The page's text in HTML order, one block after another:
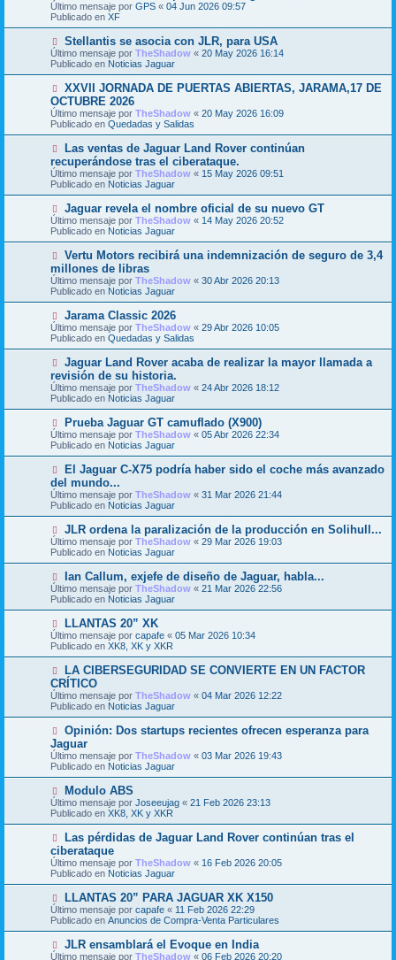
n
s
a
e
u
e
v
o
m
e
n
s
a
j
e
Último mensaje por GPS « 04 Jun 2026 09:57
Publicado en XF
N
u
e
v
o
m
e
n
s
a
e
Stellantis se asocia con JLR, para USA
Último mensaje por TheShadow « 20 May 2026 16:14
Publicado en Noticias Jaguar
N
u
e
v
o
m
n
s
a
XXVII JORNADA DE PUERTAS ABIERTAS, JARAMA,17 DE
OCTUBRE 2026
Último mensaje por TheShadow « 20 May 2026 16:09
Publicado en Quedadas y Salidas
N
e
v
o
m
e
n
s
a
e
Las ventas de Jaguar Land Rover continúan
recuperándose tras el ciberataque.
Último mensaje por TheShadow « 15 May 2026 09:51
Publicado en Noticias Jaguar
N
u
e
v
o
m
e
n
s
a
e
Jaguar revela el nombre oficial de su nuevo GT
Último mensaje por TheShadow « 14 May 2026 20:52
Publicado en Noticias Jaguar
N
u
e
v
o
m
e
n
s
a
e
Vertu Motors recibirá una indemnización de seguro de 3,4
millones de libras
Último mensaje por TheShadow « 30 Abr 2026 20:13
Publicado en Noticias Jaguar
N
u
e
v
m
e
n
s
a
e
Jarama Classic 2026
Último mensaje por TheShadow « 29 Abr 2026 10:05
Publicado en Quedadas y Salidas
N
e
v
o
m
n
s
a
e
Jaguar Land Rover acaba de realizar la mayor llamada a
revisión de su historia.
Último mensaje por TheShadow « 24 Abr 2026 18:12
Publicado en Noticias Jaguar
N
u
e
v
o
m
e
n
s
a
e
Prueba Jaguar GT camuflado (X900)
Último mensaje por TheShadow « 05 Abr 2026 22:34
Publicado en Noticias Jaguar
N
u
e
v
o
m
e
n
s
a
e
El Jaguar C-X75 podría haber sido el coche más avanzado
del mundo...
Último mensaje por TheShadow « 31 Mar 2026 21:44
Publicado en Noticias Jaguar
N
u
e
v
o
m
e
n
s
j
e
JLR ordena la paralización de la producción en Solihull...
Último mensaje por TheShadow « 29 Mar 2026 19:03
Publicado en Noticias Jaguar
N
u
e
v
o
m
e
n
s
j
e
Ian Callum, exjefe de diseño de Jaguar, habla...
Último mensaje por TheShadow « 21 Mar 2026 22:56
Publicado en Noticias Jaguar
N
u
e
v
o
m
e
n
s
a
LLANTAS 20” XK
Último mensaje por capafe « 05 Mar 2026 10:34
Publicado en XK8, XK y XKR
N
u
e
v
o
m
e
n
s
a
e
LA CIBERSEGURIDAD SE CONVIERTE EN UN FACTOR
CRÍTICO
Último mensaje por TheShadow « 04 Mar 2026 12:22
Publicado en Noticias Jaguar
N
e
v
o
m
n
s
a
e
Opinión: Dos startups recientes ofrecen esperanza para
Jaguar
Último mensaje por TheShadow « 03 Mar 2026 19:43
Publicado en Noticias Jaguar
N
u
e
v
o
m
e
n
s
a
e
Modulo ABS
Último mensaje por Joseeujag « 21 Feb 2026 23:13
Publicado en XK8, XK y XKR
N
u
e
v
o
m
n
s
a
e
Las pérdidas de Jaguar Land Rover continúan tras el
ciberataque
Último mensaje por TheShadow « 16 Feb 2026 20:05
Publicado en Noticias Jaguar
N
u
e
v
m
LLANTAS 20” PARA JAGUAR XK X150
Último mensaje por capafe « 11 Feb 2026 22:29
Publicado en Anuncios de Compra-Venta Particulares
N
u
JLR ensamblará el Evoque en India
Último mensaje por TheShadow « 06 Feb 2026 20:20